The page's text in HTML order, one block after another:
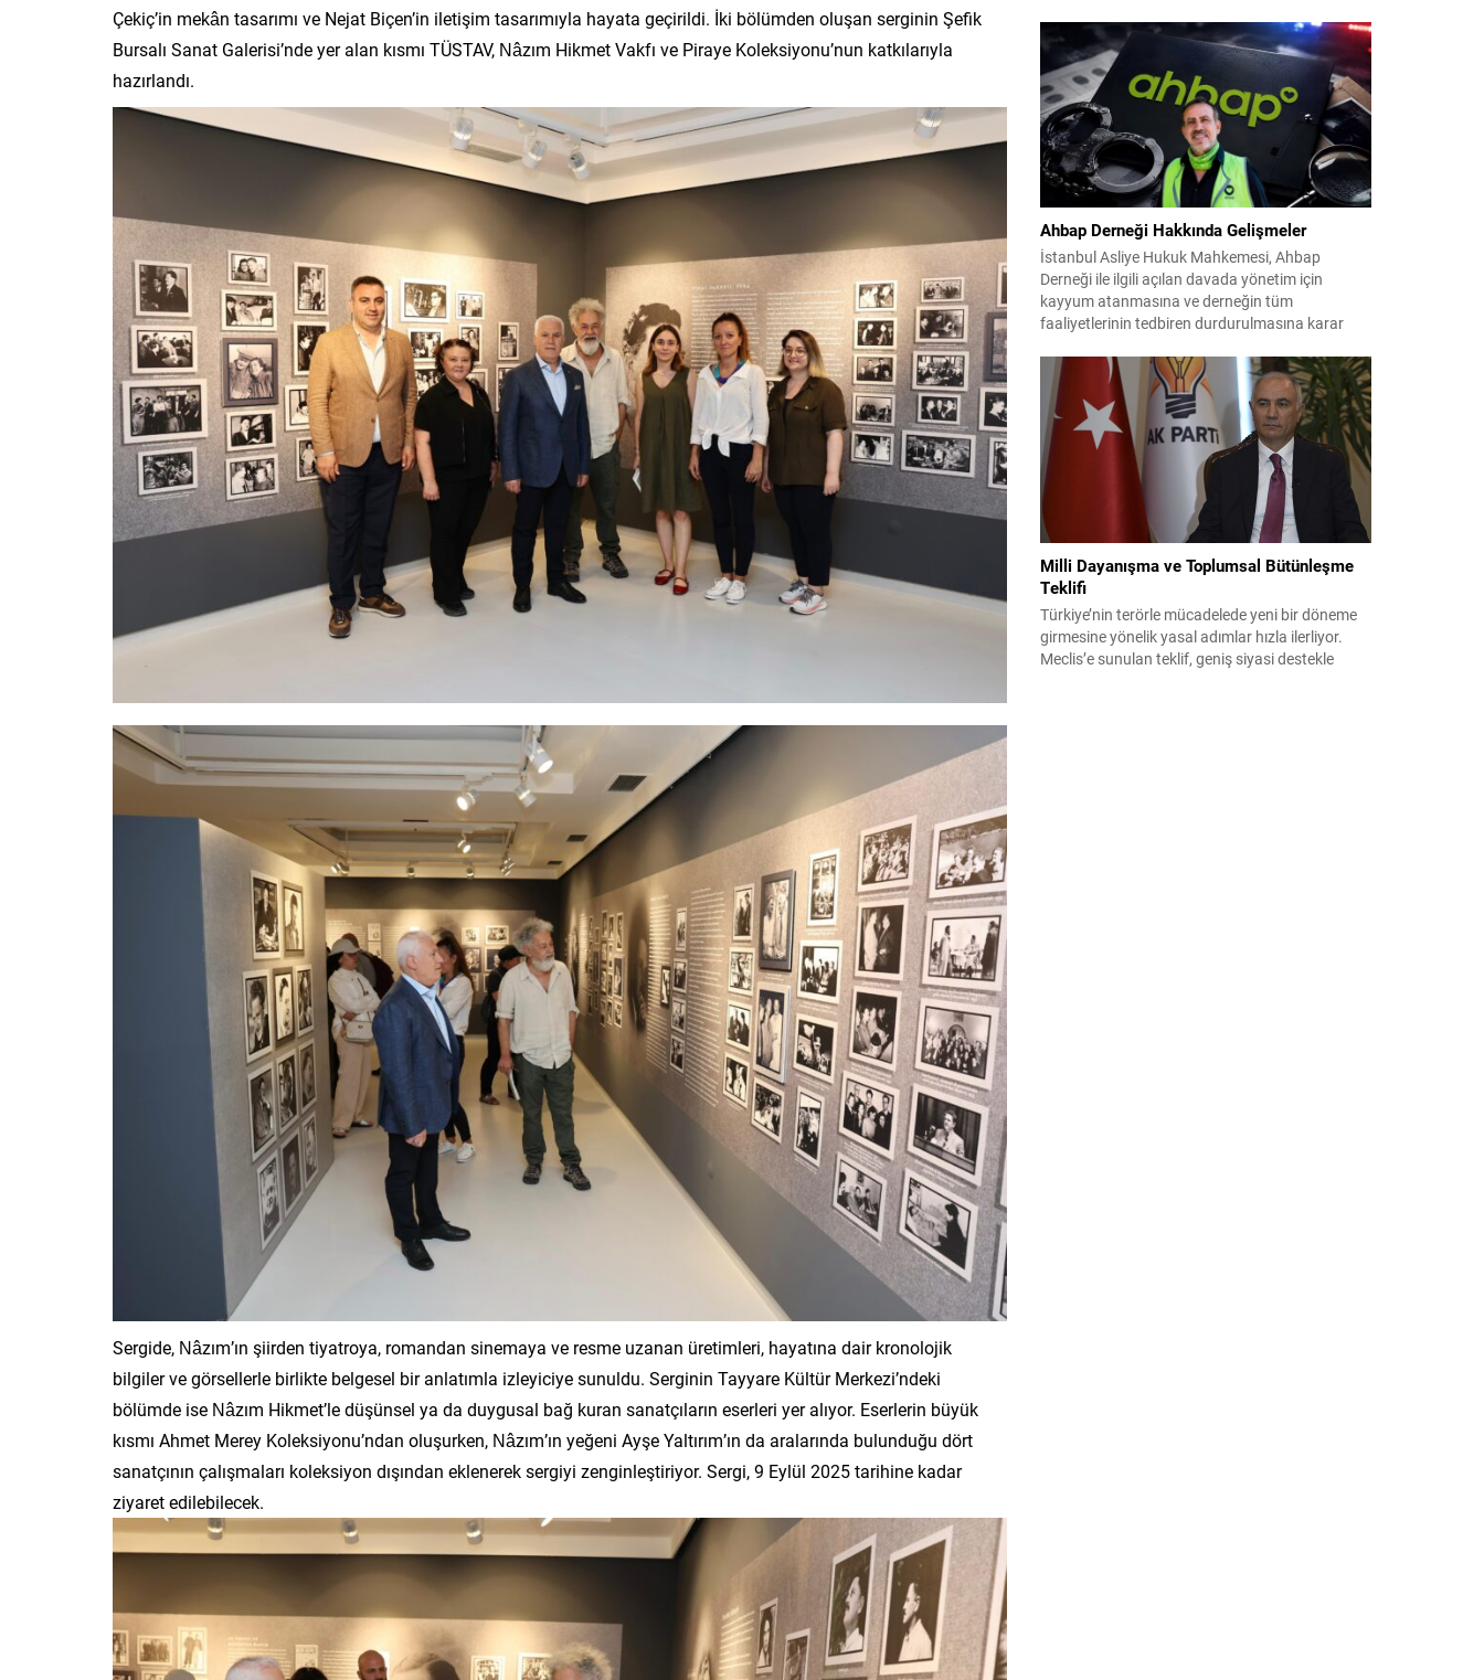
Çekiç’in mekân tasarımı ve Nejat Biçen’in iletişim tasarımıyla hayata geçirildi. İki bölümden oluşan serginin Şefik
Bursalı Sanat Galerisi’nde yer alan kısmı TÜSTAV, Nâzım Hikmet Vakfı ve Piraye Koleksiyonu’nun katkılarıyla
hazırlandı.
Sergide, Nâzım’ın şiirden tiyatroya, romandan sinemaya ve resme uzanan üretimleri, hayatına dair kronolojik
bilgiler ve görsellerle birlikte belgesel bir anlatımla izleyiciye sunuldu. Serginin Tayyare Kültür Merkezi’ndeki
bölümde ise Nâzım Hikmet’le düşünsel ya da duygusal bağ kuran sanatçıların eserleri yer alıyor. Eserlerin büyük
kısmı Ahmet Merey Koleksiyonu’ndan oluşurken, Nâzım’ın yeğeni Ayşe Yaltırım’ın da aralarında bulunduğu dört
sanatçının çalışmaları koleksiyon dışından eklenerek sergiyi zenginleştiriyor. Sergi, 9 Eylül 2025 tarihine kadar
ziyaret edilebilecek.
bir döneme girdi. Yaklaşık iki yıldır devam eden
çalışmaların ardından şimdi sürecin yasal zemini,
12 maddelik bir çerçeve yasa ile şekillendiriliyor.
Bugün komisyonda görüşülecek olan bu yasa
taslağı,...
Ahbap Derneği Hakkında Gelişmeler
İstanbul Asliye Hukuk Mahkemesi, Ahbap
Derneği ile ilgili açılan davada yönetim için
kayyum atanmasına ve derneğin tüm
faaliyetlerinin tedbiren durdurulmasına karar
kararı verilmiş olup son adım doğrudan yönetime
ilişkin bir tedbir niteliği taşıyor. İstanbul Emniyet
Müdürlüğü Mali Suçlarla Mücadele Şube
Müdürlüğü ve İstanbul...
Milli Dayanışma ve Toplumsal Bütünleşme
Teklifi
Türkiye’nin terörle mücadelede yeni bir döneme
girmesine yönelik yasal adımlar hızla ilerliyor.
Meclis’e sunulan teklif, geniş siyasi destekle